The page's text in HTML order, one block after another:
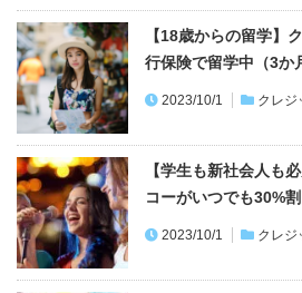
【18歳からの留学】
行保険で留学中（3
2023/10/1 クレジ
【学生も新社会人も
コーがいつでも30%
2023/10/1 クレジ